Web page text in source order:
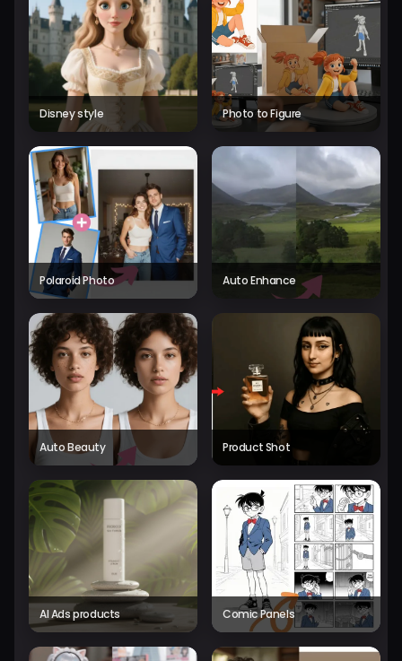
Disney style Photo to Figure
Polaroid Photo Auto Enhance
Auto Beauty Product Shot
AI Ads products Comic Panels